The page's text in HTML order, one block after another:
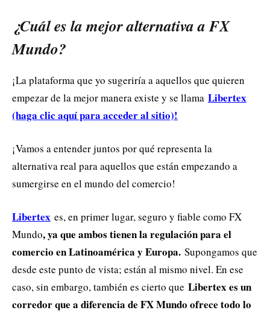
¿Cuál es la mejor alternativa a FX
Mundo?
¡La plataforma que yo sugeriría a aquellos que quieren
empezar de la mejor manera existe y se llama Libertex
(haga clic aquí para acceder al sitio)!
¡Vamos a entender juntos por qué representa la
alternativa real para aquellos que están empezando a
sumergirse en el mundo del comercio!
Libertex es, en primer lugar, seguro y fiable como FX
Mundo, ya que ambos tienen la regulación para el
comercio en Latinoamérica y Europa. Supongamos que
desde este punto de vista; están al mismo nivel. En ese
caso, sin embargo, también es cierto que Libertex es un
corredor que a diferencia de FX Mundo ofrece todo lo